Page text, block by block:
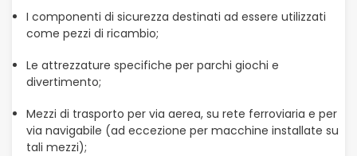
I componenti di sicurezza destinati ad essere utilizzati
come pezzi di ricambio;
Le attrezzature specifiche per parchi giochi e
divertimento;
Mezzi di trasporto per via aerea, su rete ferroviaria e per
via navigabile (ad eccezione per macchine installate su
tali mezzi);